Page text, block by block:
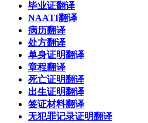
毕业证翻译
NAATI翻译
病历翻译
处方翻译
单身证明翻译
章程翻译
死亡证明翻译
出生证明翻译
签证材料翻译
无犯罪记录证明翻译